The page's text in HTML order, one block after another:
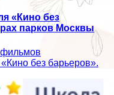
«Кино без
парков Москвы
фильмов
без барьеров».